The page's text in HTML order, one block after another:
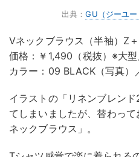
出典：GU（ジーユ
Vネックブラウス（半袖）Z
価格：￥1,490（税抜）※大
カラー：09 BLACK（写真）
イラストの「リネンブレン
てしまいましたが、替わっ
ネックブラウス」。